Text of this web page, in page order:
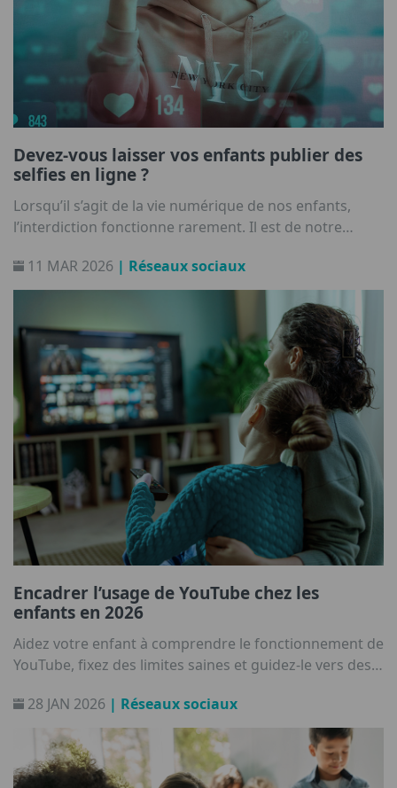
Devez-vous laisser vos enfants publier des
selfies en ligne ?
Lorsqu’il s’agit de la vie numérique de nos enfants,
l’interdiction fonctionne rarement. Il est de notre
saine avec la technologie.
11 MAR 2026 | Réseaux sociaux
Encadrer l’usage de YouTube chez les
enfants en 2026
Aidez votre enfant à comprendre le fonctionnement de
YouTube, fixez des limites saines et guidez-le vers des
28 JAN 2026 | Réseaux sociaux